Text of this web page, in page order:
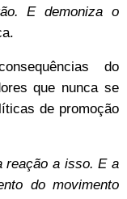
E demoniza o
do
que nunca se
de promoção
reação a isso. E a
do movimento